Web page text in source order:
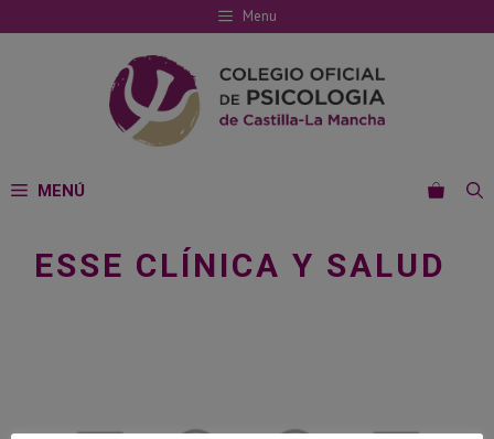
al
Menu
MENÚ
ESSE CLÍNICA Y SALUD